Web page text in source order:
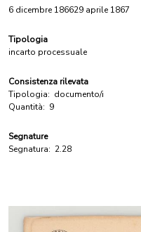
6 dicembre 186629 aprile 1867
Tipologia
incarto processuale
Consistenza rilevata
Tipologia: documento/i
Quantità: 9
Segnature
Segnatura: 2.28